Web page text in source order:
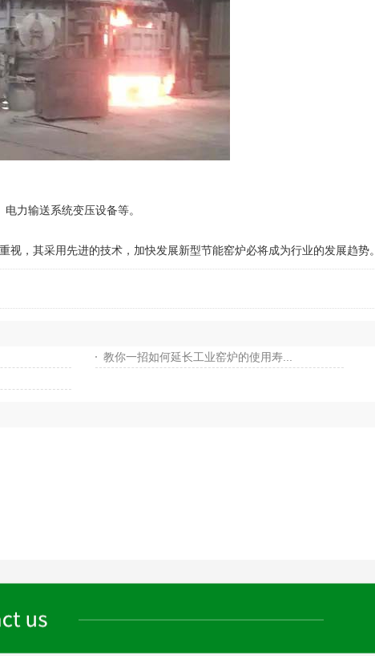
力输送系统变压设备等。
，其采用先进的技术，加快发展新型节能窑炉必将成为行业的发展趋势。
教你一招如何延长工业窑炉的使用寿...